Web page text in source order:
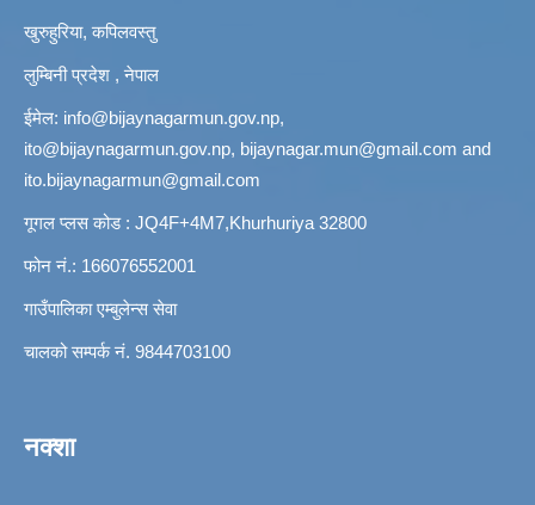
खुरुहुरिया, कपिलवस्तु
लुम्बिनी प्रदेश , नेपाल
ईमेल: info@bijaynagarmun.gov.np,
ito@bijaynagarmun.gov.np, bijaynagar.mun@gmail.com and
ito.bijaynagarmun@gmail.com
गूगल प्लस कोड : JQ4F+4M7,Khurhuriya 32800
फोन नं.: 166076552001
गाउँपालिका एम्बुलेन्स सेवा
चालको सम्पर्क नं. 9844703100
नक्शा